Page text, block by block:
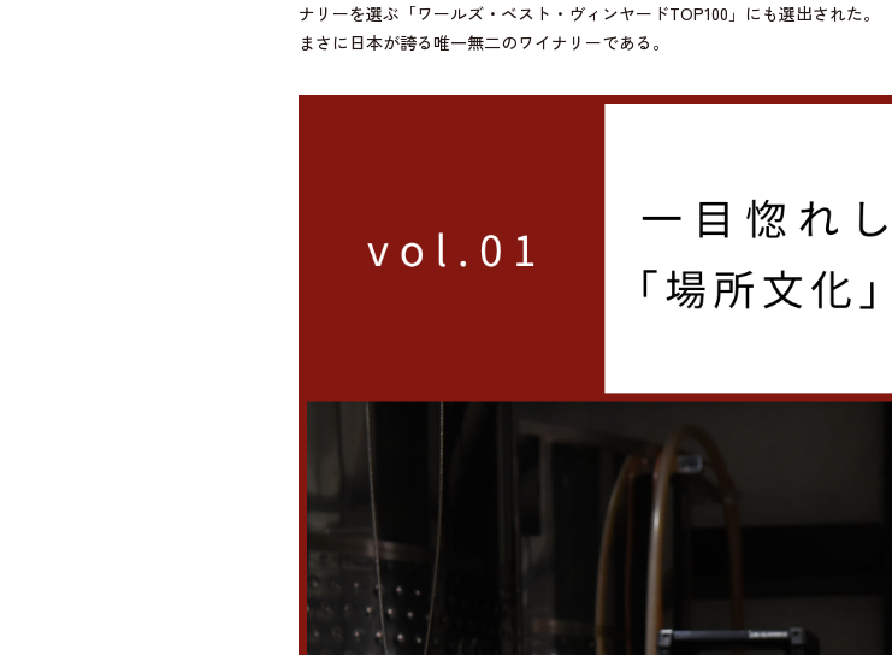
ナリーを選ぶ「ワールズ・ベスト・ヴィンヤードTOP100」にも選出された。
まさに日本が誇る唯一無二のワイナリーである。